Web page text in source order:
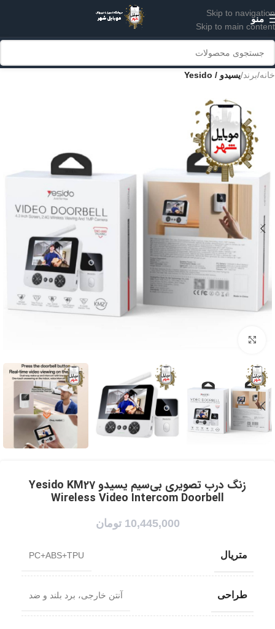
Skip to navigation
Skip to main content
منو
خانه برند یسیدو / Yesido
زنگ درب تصویری بی‌سیم یسیدو Yesido KM27
Wireless Video Intercom Doorbell
10,445,000 تومان
متریال PC+ABS+TPU
طراحی آنتن خارجی، برد بلند و ضد